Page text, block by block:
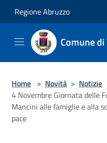
Regione Abruzzo
Comune
Home > Novità > Notizie
4 Novembre Giornata delle
Mancini alle famiglie e alla
pace